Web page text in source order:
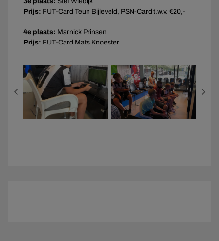
Prijs: FUT-Card Teun Bijleveld, PSN-Card t.w.v. €20,-
4e plaats: Marnick Prinsen
Prijs: FUT-Card Mats Knoester